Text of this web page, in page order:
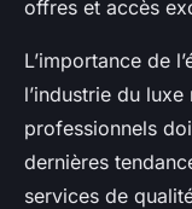
offres et accès
L’importance de
l’industrie du
professionnels
dernières
services de